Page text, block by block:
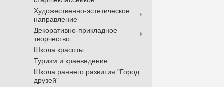
Художественно-эстетическое
направление
Декоративно-прикладное
творчество
Школа красоты
Туризм и краеведение
Школа раннего развития "Город
друзей"